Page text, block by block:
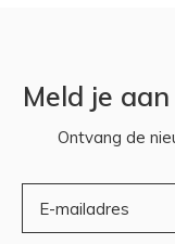
Meld je
Ontvang de